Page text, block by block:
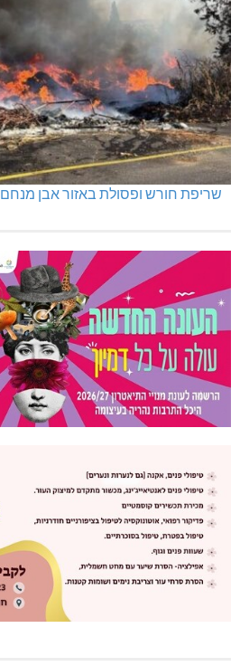
שריפת חורש ופסולת באזור אבן מנחם